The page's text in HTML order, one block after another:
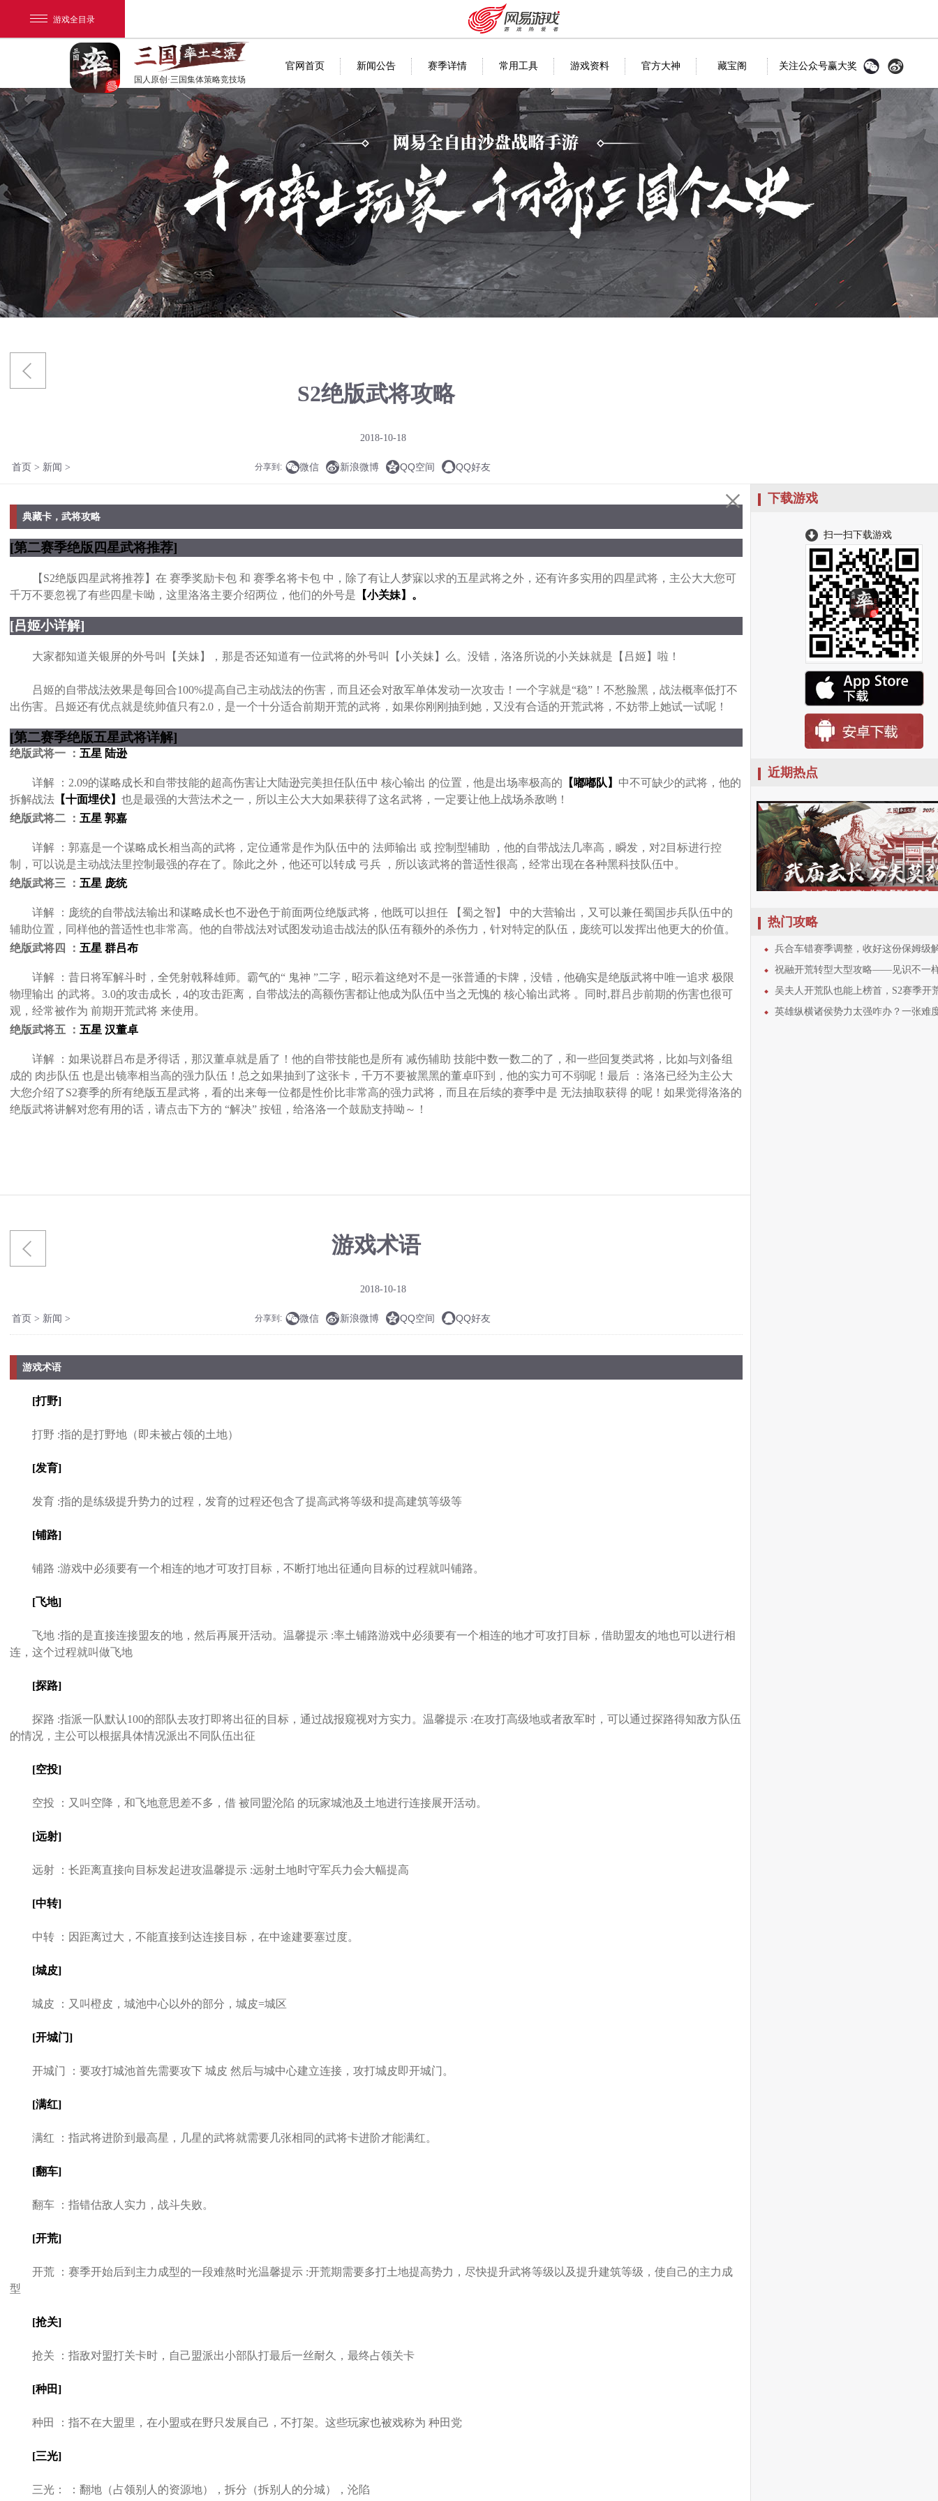
游戏全目录
网易游戏
游戏爱好者
我的足迹： 率土之滨
安卓充值 客服中心
国人原创·三国集体策略竞技场
官网首页 新闻公告 赛季详情 常用工具 游戏资料 官方大神 藏宝阁 关注公众号赢大奖
S2绝版武将攻略
2018-10-18
首页 > 新闻 > 分享到: 微信 新浪微博 QQ空间 QQ好友
典藏卡，武将攻略
[第二赛季绝版四星武将推荐]
【S2绝版四星武将推荐】在 赛季奖励卡包 和 赛季名将卡包 中，除了有让人梦寐以求的五星武将之外，还有许多实用的四星武将，主公大大您可
千万不要忽视了有些四星卡呦，这里洛洛主要介绍两位，他们的外号是 【小关妹】。
[吕姬小详解]
大家都知道关银屏的外号叫【关妹】，那是否还知道有一位武将的外号叫【小关妹】么。没错，洛洛所说的小关妹就是【吕姬】啦！
吕姬的自带战法效果是每回合100%提高自己主动战法的伤害，而且还会对敌军单体发动一次攻击！一个字就是“稳”！不愁脸黑，战法概率低打不
出伤害。吕姬还有优点就是统帅值只有2.0，是一个十分适合前期开荒的武将，如果你刚刚抽到她，又没有合适的开荒武将，不妨带上她试一试呢！
[第二赛季绝版五星武将详解]
绝版武将一 ： 五星 陆逊
详解 ：2.09的谋略成长和自带技能的超高伤害让大陆逊完美担任队伍中 核心输出 的位置，他是出场率极高的 【嘟嘟队】 中不可缺少的武将，他的
拆解战法 【十面埋伏】 也是最强的大营法术之一，所以主公大大如果获得了这名武将，一定要让他上战场杀敌哟！
绝版武将二 ： 五星 郭嘉
详解 ：郭嘉是一个谋略成长相当高的武将，定位通常是作为队伍中的 法师输出 或 控制型辅助 ，他的自带战法几率高，瞬发，对2目标进行控
制，可以说是主动战法里控制最强的存在了。除此之外，他还可以转成 弓兵 ，所以该武将的普适性很高，经常出现在各种黑科技队伍中。
绝版武将三 ： 五星 庞统
详解 ：庞统的自带战法输出和谋略成长也不逊色于前面两位绝版武将，他既可以担任 【蜀之智】 中的大营输出，又可以兼任蜀国步兵队伍中的
辅助位置，同样他的普适性也非常高。他的自带战法对试图发动追击战法的队伍有额外的杀伤力，针对特定的队伍，庞统可以发挥出他更大的价值。
绝版武将四 ： 五星 群吕布
详解 ：昔日将军解斗时，全凭射戟释雄师。霸气的“ 鬼神 ”二字，昭示着这绝对不是一张普通的卡牌，没错，他确实是绝版武将中唯一追求 极限
物理输出 的武将。3.0的攻击成长，4的攻击距离，自带战法的高额伤害都让他成为队伍中当之无愧的 核心输出武将 。同时,群吕步前期的伤害也很可
观，经常被作为 前期开荒武将 来使用。
绝版武将五 ： 五星 汉董卓
详解 ：如果说群吕布是矛得话，那汉董卓就是盾了！他的自带技能也是所有 减伤辅助 技能中数一数二的了，和一些回复类武将，比如与刘备组
成的 肉步队伍 也是出镜率相当高的强力队伍！总之如果抽到了这张卡，千万不要被黑黑的董卓吓到，他的实力可不弱呢！最后 ：洛洛已经为主公大
大您介绍了S2赛季的所有绝版五星武将，看的出来每一位都是性价比非常高的强力武将，而且在后续的赛季中是 无法抽取获得 的呢！如果觉得洛洛的
绝版武将讲解对您有用的话，请点击下方的 “解决” 按钮，给洛洛一个鼓励支持呦～！
下载游戏
扫一扫下载游戏
近期热点
热门攻略
兵合车错赛季调整，收好这份保姆级解读和
祝融开荒转型大型攻略——见识不一样的“攻其不备
吴夫人开荒队也能上榜首，S2赛季开荒细节全
英雄纵横诸侯势力太强咋办？一张难度表解决所
游戏术语
2018-10-18
首页 > 新闻 > 分享到: 微信 新浪微博 QQ空间 QQ好友
游戏术语
[打野]
打野 :指的是打野地（即未被占领的土地）
[发育]
发育 :指的是练级提升势力的过程，发育的过程还包含了提高武将等级和提高建筑等级等
[铺路]
铺路 :游戏中必须要有一个相连的地才可攻打目标，不断打地出征通向目标的过程就叫铺路。
[飞地]
飞地 :指的是直接连接盟友的地，然后再展开活动。温馨提示 :率土铺路游戏中必须要有一个相连的地才可攻打目标，借助盟友的地也可以进行相
连，这个过程就叫做飞地
[探路]
探路 :指派一队默认100的部队去攻打即将出征的目标，通过战报窥视对方实力。温馨提示 :在攻打高级地或者敌军时，可以通过探路得知敌方队伍
的情况，主公可以根据具体情况派出不同队伍出征
[空投]
空投 ：又叫空降，和飞地意思差不多，借 被同盟沦陷 的玩家城池及土地进行连接展开活动。
[远射]
远射 ：长距离直接向目标发起进攻温馨提示 :远射土地时守军兵力会大幅提高
[中转]
中转 ：因距离过大，不能直接到达连接目标，在中途建要塞过度。
[城皮]
城皮 ：又叫橙皮，城池中心以外的部分，城皮=城区
[开城门]
开城门 ：要攻打城池首先需要攻下 城皮 然后与城中心建立连接，攻打城皮即开城门。
[满红]
满红 ：指武将进阶到最高星，几星的武将就需要几张相同的武将卡进阶才能满红。
[翻车]
翻车 ：指错估敌人实力，战斗失败。
[开荒]
开荒 ：赛季开始后到主力成型的一段难熬时光温馨提示 :开荒期需要多打土地提高势力，尽快提升武将等级以及提升建筑等级，使自己的主力成
型
[抢关]
抢关 ：指敌对盟打关卡时，自己盟派出小部队打最后一丝耐久，最终占领关卡
[种田]
种田 ：指不在大盟里，在小盟或在野只发展自己，不打架。这些玩家也被戏称为 种田党
[三光]
三光： ：翻地（占领别人的资源地），拆分（拆别人的分城），沦陷